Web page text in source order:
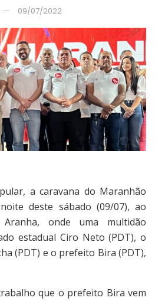
09/07/2022
a caravana do Maranhão
deste sábado (09/07), ao
onde uma multidão
estadual Ciro Neto (PDT), o
(PDT) e o prefeito Bira (PDT),
que o prefeito Bira vem